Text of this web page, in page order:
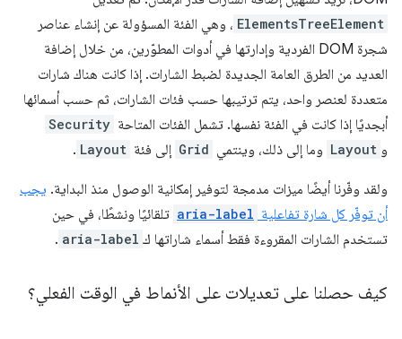
ElementsTreeElement ، وهي الفئة المسؤولة عن إنشاء عناصر
شجرة DOM الفردية وإدارتها في أدوات المطوّرين، من خلال إضافة
العديد من الطرق العامة الجديدة لضبط الشارات. إذا كانت هناك شارات
متعددة لعنصر واحد، يتم ترتيبها حسب فئات الشارات، ثم حسب أسمائها
أبجديًا إذا كانت في الفئة نفسها. تشمل الفئات المتاحة Security
و Layout وما إلى ذلك، وينتمي Grid إلى فئة Layout
.
ولقد وفّرنا أيضًا ميزات مدمجة لتوفير إمكانية الوصول منذ البداية. يجب
أن توفّر كل شارة تفاعلية aria-label تلقائيًا ونشطًا، في حين
تستخدم الشارات المقروءة فقط أسماء شاراتها ك aria-label
.
كيف حصلنا على تعديلات على الأنماط في الوقت الفعلي؟